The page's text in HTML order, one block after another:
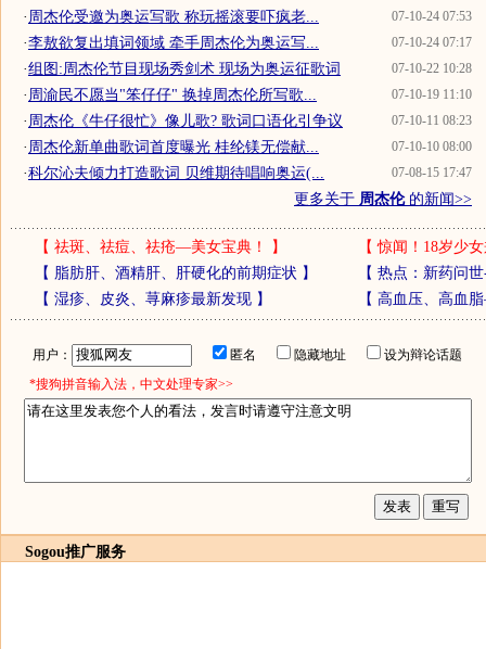
07-10-24 07:53
· 周杰伦受邀为奥运写歌 称玩摇滚要吓疯老...
07-10-24 07:17
·李敖欲复出填词领域 牵手周杰伦为奥运写...
07-10-22 10:28
·组图:周杰伦节目现场秀剑术 现场为奥运征歌词
07-10-19 11:10
· 周渝民不愿当"笨仔仔" 换掉周杰伦所写歌...
07-10-11 08:23
· 周杰伦《牛仔很忙》像儿歌? 歌词口语化引争议
07-10-10 08:00
· 周杰伦新单曲歌词首度曝光 桂纶镁无偿献...
07-08-15 17:47
·科尔沁夫倾力打造歌词 贝维期待唱响奥运(...
更多关于 周杰伦的新闻>>
【 祛斑、祛痘、祛疮—美女宝典！ 】 【惊闻！18岁少
【 脂肪肝、酒精肝、肝硬化的前期症状 】 【 热点：新药问
【 湿疹、皮炎、荨麻疹最新发现】 【 高血压、高血
用户： 匿名 隐藏地址
设为辩论话题
*搜狗拼音输入法，中文处理专家>>
Sogou推广服务